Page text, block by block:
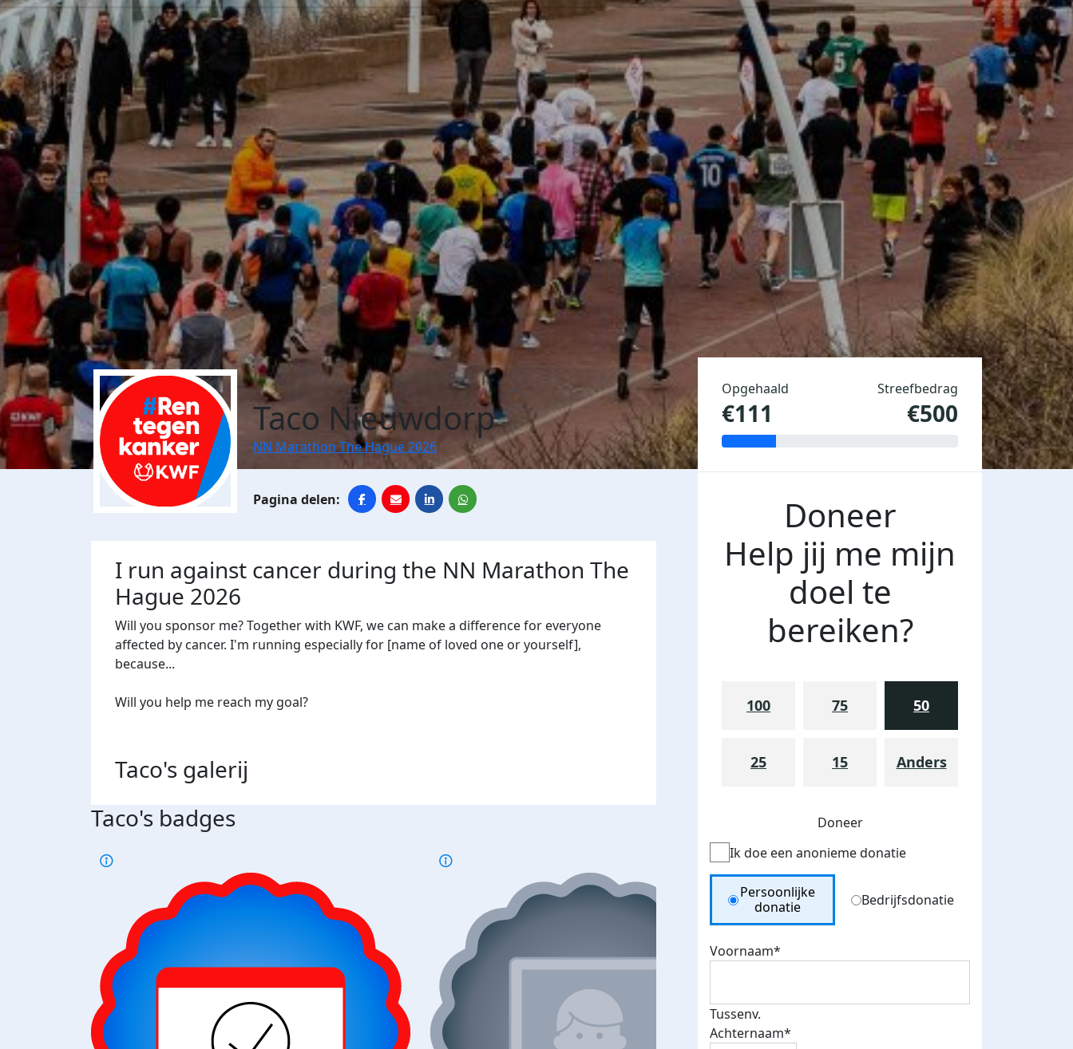
Taco Nieuwdorp
NN Marathon The Hague 2026
I run against cancer during the NN Marathon The
Hague 2026
Will you sponsor me? Together with KWF, we can make a difference for everyone
affected by cancer. I'm running especially for [name of loved one or yourself],
because...
Will you help me reach my goal?
Taco's galerij
Taco's badges
Opgehaald
€111
Streefbedrag
€500
Doneer
Help jij me mijn
doel te
bereiken?
100 75 50
25 15 Anders
Doneer
Ik doe een anonieme donatie
Donation Type
Persoonlijke
donatie
Bedrijfsdonatie
Voornaam*
Tussenv.
Achternaam*